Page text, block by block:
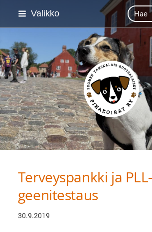
Siirry
Valikko
Terveyspankki ja PLL-
geenitestaus
30.9.2019